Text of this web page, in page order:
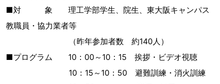
■対 象 理工学部学生、院生、東大阪キャンパス
教職員・協力業者等
（昨年参加者数 約140人）
■プログラム 10：00～10：15 挨拶・ビデオ視聴
10：15～10：50 避難訓練・消火訓練